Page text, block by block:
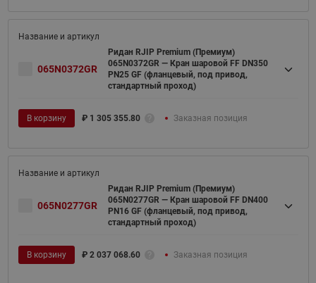
065N0372GR
Ридан RJIP Premium (Премиум)
065N0372GR — Кран шаровой FF DN350
PN25 GF (фланцевый, под привод,
стандартный проход)
В корзину ₽ 1 305 355.80 Заказная позиция
065N0277GR
Ридан RJIP Premium (Премиум)
065N0277GR — Кран шаровой FF DN400
PN16 GF (фланцевый, под привод,
стандартный проход)
В корзину ₽ 2 037 068.60 Заказная позиция